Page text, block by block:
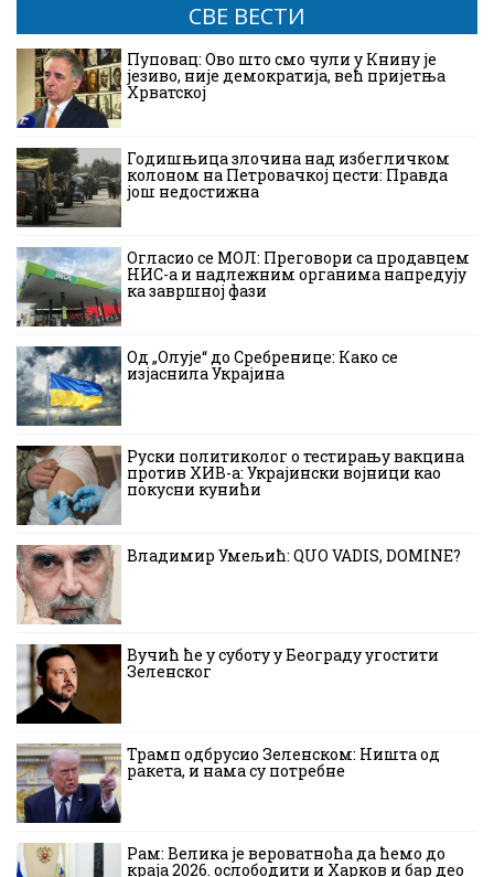
СВЕ ВЕСТИ
Пуповац: Ово што смо чули у Книну је
језиво, није демократија, већ пријетња
Хрватској
Годишњица злочина над избегличком
колоном на Петровачкој цести: Правда
још недостижна
Огласио се МОЛ: Преговори са продавцем
НИС-а и надлежним органима напредују
ка завршној фази
Од „Олује“ до Сребренице: Како се
изјаснила Украјина
Руски политиколог о тестирању вакцина
против ХИВ-а: Украјински војници као
покусни кунићи
Владимир Умељић: QUO VADIS, DOMINE?
Вучић ће у суботу у Београду угостити
Зеленског
Трамп одбрусио Зеленском: Ништа од
ракета, и нама су потребне
Рам: Велика је вероватноћа да ћемо до
краја 2026. ослободити и Харков и бар део